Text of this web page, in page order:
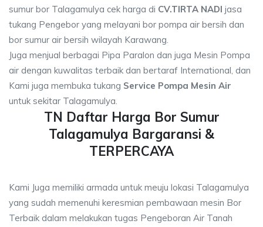
sumur bor Talagamulya cek harga di CV.TIRTA NADI jasa
tukang Pengebor yang melayani bor pompa air bersih dan
bor sumur air bersih wilayah Karawang.
Juga menjual berbagai Pipa Paralon dan juga Mesin Pompa
air dengan kuwalitas terbaik dan bertaraf International, dan
Kami juga membuka tukang Service Pompa Mesin Air
untuk sekitar Talagamulya.
TN Daftar Harga Bor Sumur
Talagamulya Bargaransi &
TERPERCAYA
Kami Juga memiliki armada untuk meuju lokasi Talagamulya
yang sudah memenuhi keresmian pembawaan mesin Bor
Terbaik dalam melakukan tugas Pengeboran Air Tanah